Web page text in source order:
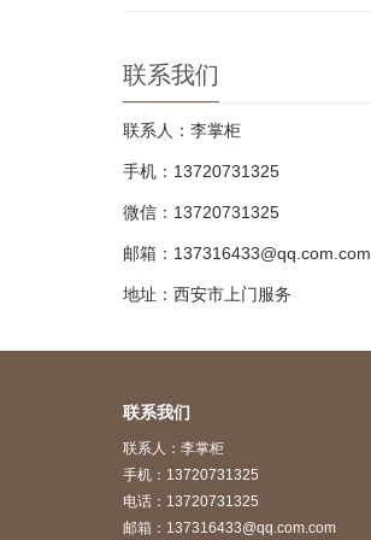
联系我们
联系人：李掌柜
手机：13720731325
微信：13720731325
邮箱：137316433@qq.com.com
地址：西安市上门服务
联系我们
联系人：李掌柜
手机：13720731325
电话：13720731325
邮箱：137316433@qq.com.com